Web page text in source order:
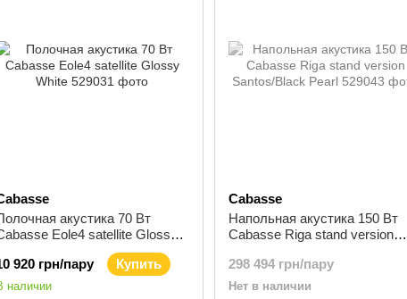
акустика 70 Вт
Eole4 satellite Glossy
920 грн/пару
Купить
наличии
Cabasse
Напольная акустика 150 Вт
Cabasse Riga stand version
298 494 грн/пару
Нет в наличии